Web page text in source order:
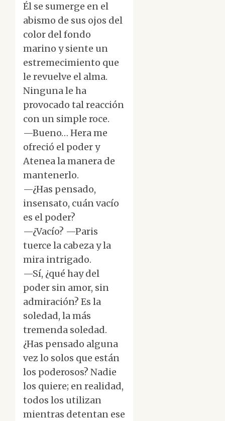
Él se sumerge en el
abismo de sus ojos del
color del fondo
marino y siente un
estremecimiento que
le revuelve el alma.
Ninguna le ha
provocado tal reacción
con un simple roce.
—Bueno… Hera me
ofreció el poder y
Atenea la manera de
mantenerlo.
—¿Has pensado,
insensato, cuán vacío
es el poder?
—¿Vacío? —Paris
tuerce la cabeza y la
mira intrigado.
—Sí, ¿qué hay del
poder sin amor, sin
admiración? Es la
soledad, la más
tremenda soledad.
¿Has pensado alguna
vez lo solos que están
los poderosos? Nadie
los quiere; en realidad,
todos los utilizan
mientras detentan ese